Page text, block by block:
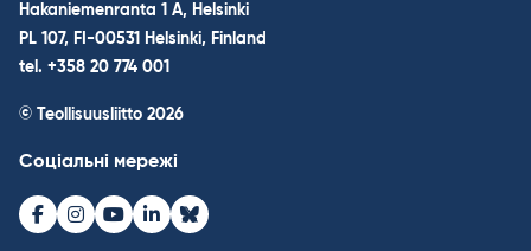
Hakaniemenranta 1 A, Helsinki
PL 107, FI-00531 Helsinki, Finland
tel. +358 20 774 001
© Teollisuusliitto 2026
Соціальні мережі
Facebook
Instagram
Youtube
LinkedInBluesky